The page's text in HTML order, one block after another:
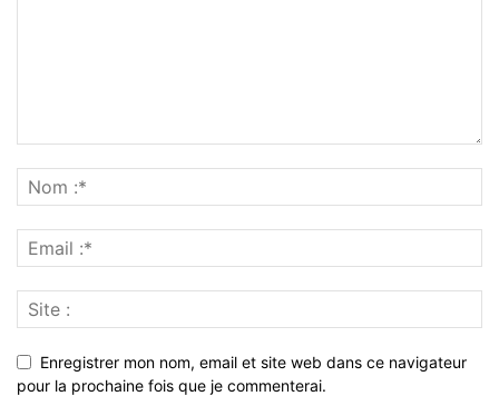
Enregistrer mon nom, email et site web dans ce navigateur
pour la prochaine fois que je commenterai.